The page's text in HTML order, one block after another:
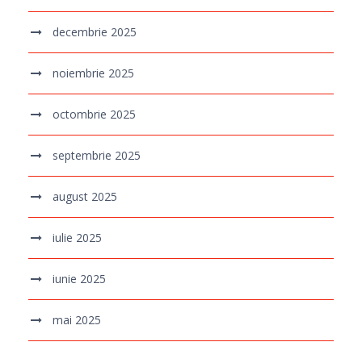
decembrie 2025
noiembrie 2025
octombrie 2025
septembrie 2025
august 2025
iulie 2025
iunie 2025
mai 2025